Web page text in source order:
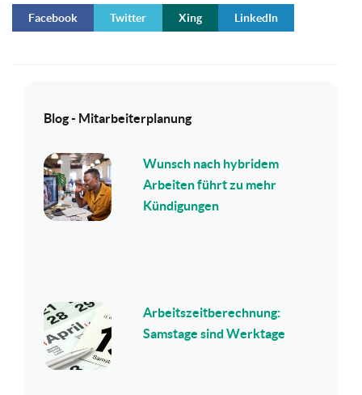
Facebook Twitter Xing LinkedIn
Blog - Mitarbeiterplanung
Wunsch nach hybridem
Arbeiten führt zu mehr
Kündigungen
Arbeitszeitberechnung:
Samstage sind Werktage